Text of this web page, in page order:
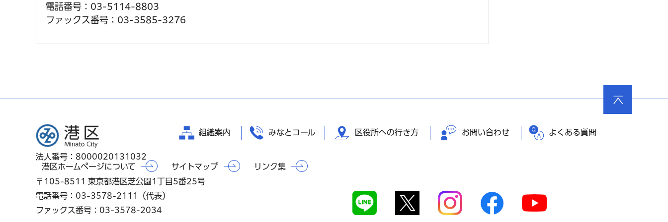
電話番号：03-5114-8803
ファックス番号：03-3585-3276
港区
法人番号：8000020131032
組織案内 みなとコール 区役所への行き方 お問い合わせ よくある質問
港区ホームページについて サイトマップ
リンク集
〒105-8511 東京都港区芝公園1丁目5番25号
電話番号：03-3578-2111（代表）
ファックス番号：03-3578-2034
の先頭
へ戻る